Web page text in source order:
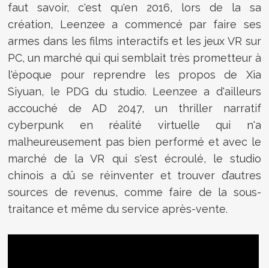
faut savoir, c'est qu'en 2016, lors de la sa
création, Leenzee a commencé par faire ses
armes dans les films interactifs et les jeux VR sur
PC, un marché qui qui semblait très prometteur à
l'époque pour reprendre les propos de Xia
Siyuan, le PDG du studio. Leenzee a d'ailleurs
accouché de AD 2047, un thriller narratif
cyberpunk en réalité virtuelle qui n'a
malheureusement pas bien performé et avec le
marché de la VR qui s'est écroulé, le studio
chinois a dû se réinventer et trouver d’autres
sources de revenus, comme faire de la sous-
traitance et même du service après-vente.